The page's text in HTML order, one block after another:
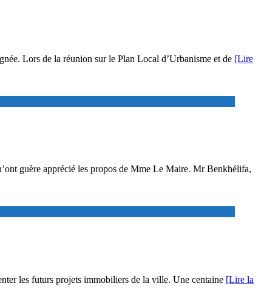
Lors de la réunion sur le Plan Local d’Urbanisme et de [Lire
guère apprécié les propos de Mme Le Maire. Mr Benkhélifa,
les futurs projets immobiliers de la ville. Une centaine [Lire la